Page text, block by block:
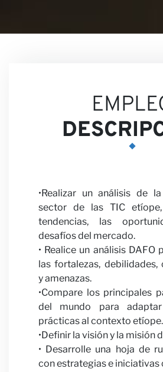
•Realizar un análisis de
sector de las TIC
tendencias, las
desafíos del mercado.
• Realice un análisis DAFO
las fortalezas, debilidades,
y amenazas.
•Compare los principales
del mundo para
prácticas al contexto etíope.
•Definir la visión y la misión
• Desarrolle una hoja de
con estrategias e iniciativas